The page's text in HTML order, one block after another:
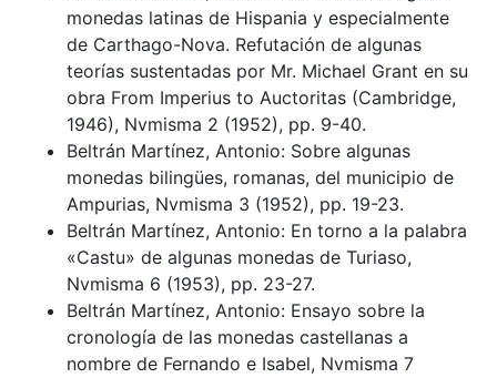
monedas latinas de Hispania y especialmente
de Carthago-Nova. Refutación de algunas
teorías sustentadas por Mr. Michael Grant en su
obra From Imperius to Auctoritas (Cambridge,
1946), Nvmisma 2 (1952), pp. 9-40.
Beltrán Martínez, Antonio: Sobre algunas
monedas bilingües, romanas, del municipio de
Ampurias, Nvmisma 3 (1952), pp. 19-23.
Beltrán Martínez, Antonio: En torno a la palabra
«Castu» de algunas monedas de Turiaso,
Nvmisma 6 (1953), pp. 23-27.
Beltrán Martínez, Antonio: Ensayo sobre la
cronología de las monedas castellanas a
nombre de Fernando e Isabel, Nvmisma 7